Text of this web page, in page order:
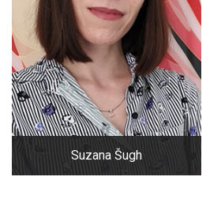
Suzana Šugh